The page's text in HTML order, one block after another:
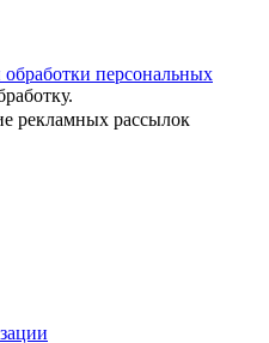
персональных
рекламных рассылок